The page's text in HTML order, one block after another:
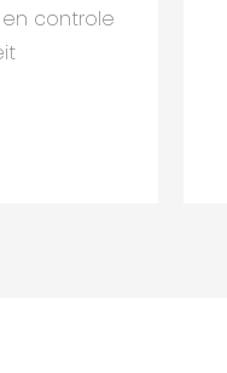
controle